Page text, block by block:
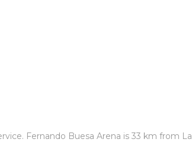
Fernando Buesa Arena is 33 km from La